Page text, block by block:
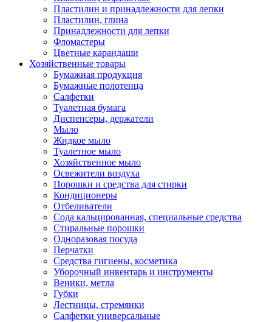
Пластилин и принадлежности для лепки
Пластилин, глина
Принадлежности для лепки
Фломастеры
Цветные карандаши
Хозяйственные товары
Бумажная продукция
Бумажные полотенца
Салфетки
Туалетная бумага
Диспенсеры, держатели
Мыло
Жидкое мыло
Туалетное мыло
Хозяйственное мыло
Освежители воздуха
Порошки и средства для стирки
Кондиционеры
Отбеливатели
Сода кальцированная, специальные средства
Стиральные порошки
Одноразовая посуда
Перчатки
Средства гигиены, косметика
Уборочный инвентарь и инструменты
Веники, метла
Губки
Лестницы, стремянки
Салфетки универсальные